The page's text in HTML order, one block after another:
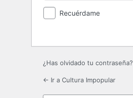
Recuérdame
¿Has olvidado tu contraseña?
← Ir a Cultura Impopular